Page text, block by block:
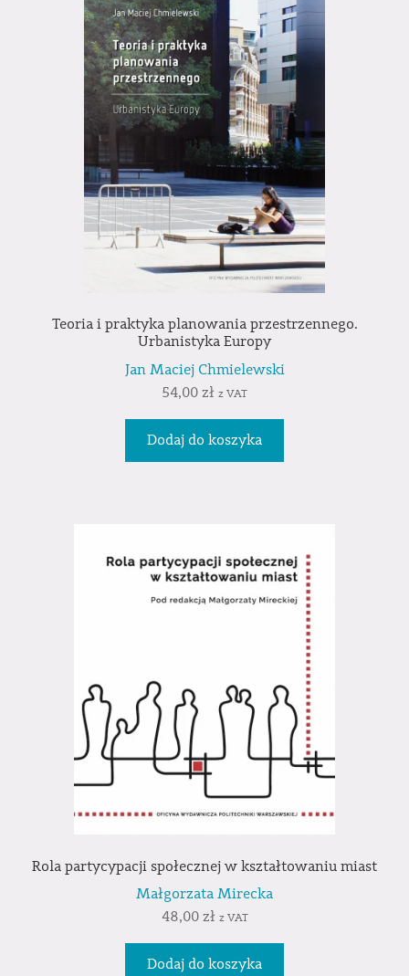
Teoria i praktyka planowania przestrzennego.
Urbanistyka Europy
Jan Maciej Chmielewski
54,00 zł z VAT
Dodaj do koszyka
Rola partycypacji społecznej w kształtowaniu miast
Małgorzata Mirecka
48,00 zł z VAT
Dodaj do koszyka